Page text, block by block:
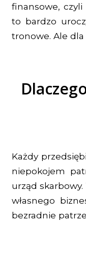
finansowe,
to bardzo
tronowe. Ale
Każdy
niepokojem
urząd
własnego
bezradnie